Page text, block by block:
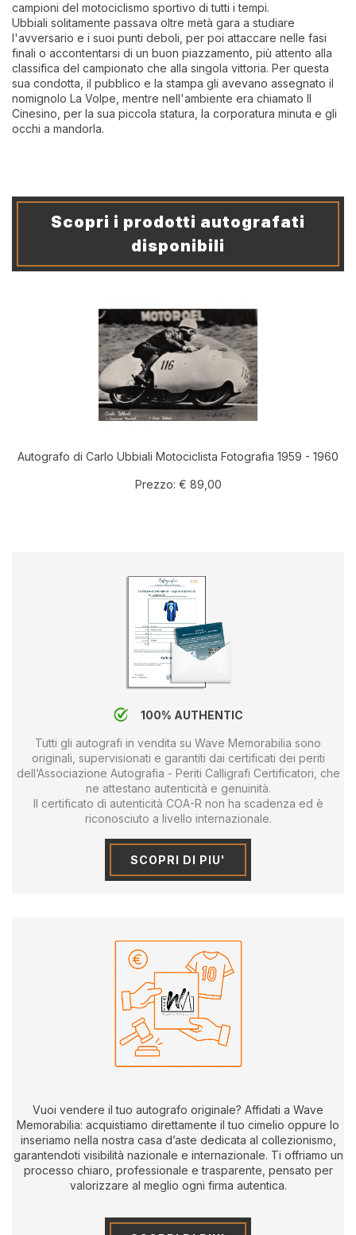
campioni del motociclismo sportivo di tutti i tempi.
Ubbiali solitamente passava oltre metà gara a studiare
l'avversario e i suoi punti deboli, per poi attaccare nelle fasi
finali o accontentarsi di un buon piazzamento, più attento alla
classifica del campionato che alla singola vittoria. Per questa
sua condotta, il pubblico e la stampa gli avevano assegnato il
nomignolo La Volpe, mentre nell'ambiente era chiamato Il
Cinesino, per la sua piccola statura, la corporatura minuta e gli
occhi a mandorla.
Scopri i prodotti autografati
disponibili
Autografo di Carlo Ubbiali Motociclista Fotografia 1959 - 1960
Prezzo: € 89,00
100% AUTHENTIC
Tutti gli autografi in vendita su Wave Memorabilia sono
originali, supervisionati e garantiti dai certificati dei periti
dell’Associazione Autografia - Periti Calligrafi Certificatori, che
ne attestano autenticità e genuinità.
Il certificato di autenticità COA-R non ha scadenza ed è
riconosciuto a livello internazionale.
SCOPRI DI PIU'
Vuoi vendere il tuo autografo originale? Affidati a Wave
Memorabilia: acquistiamo direttamente il tuo cimelio oppure lo
inseriamo nella nostra casa d’aste dedicata al collezionismo,
garantendoti visibilità nazionale e internazionale. Ti offriamo un
processo chiaro, professionale e trasparente, pensato per
valorizzare al meglio ogni firma autentica.